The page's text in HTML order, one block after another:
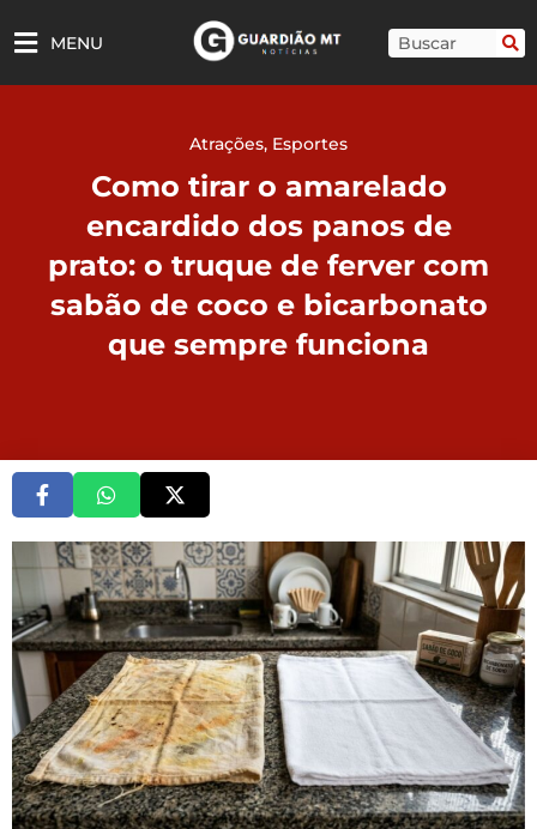
para
MENU Pesquisar
Atrações, Esportes
Como tirar o amarelado
encardido dos panos de
prato: o truque de ferver com
sabão de coco e bicarbonato
que sempre funciona